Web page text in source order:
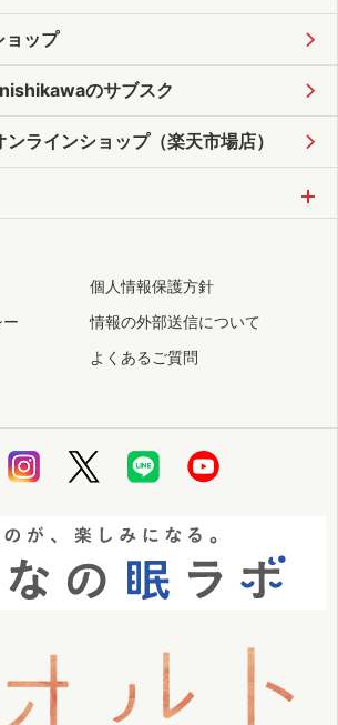
ョップ
nishikawaのサブスク
ラインショップ（楽天市場店）
個人情報保護方針
情報の外部送信について
よくあるご質問